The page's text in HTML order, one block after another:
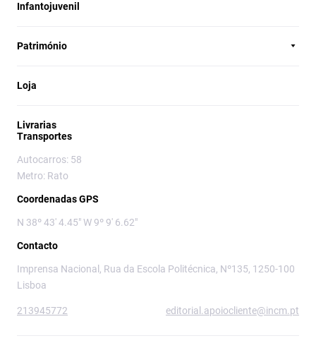
Infantojuvenil
Património
Loja
Livrarias
Transportes
Autocarros: 58
Metro: Rato
Coordenadas GPS
N 38º 43' 4.45" W 9º 9' 6.62"
Contacto
Imprensa Nacional, Rua da Escola Politécnica, Nº135, 1250-100
Lisboa
213945772 editorial.apoiocliente@incm.pt